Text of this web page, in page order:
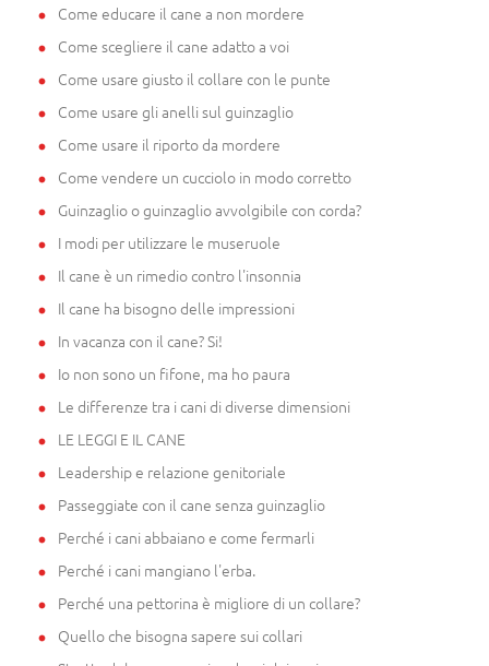
Come educare il cane a non mordere
Come scegliere il cane adatto a voi
Come usare giusto il collare con le punte
Come usare gli anelli sul guinzaglio
Come usare il riporto da mordere
Come vendere un cucciolo in modo corretto
Guinzaglio o guinzaglio avvolgibile con corda?
I modi per utilizzare le museruole
Il cane è un rimedio contro l'insonnia
Il cane ha bisogno delle impressioni
In vacanza con il cane? Si!
Io non sono un fifone, ma ho paura
Le differenze tra i cani di diverse dimensioni
LE LEGGI E IL CANE
Leadership e relazione genitoriale
Passeggiate con il cane senza guinzaglio
Perché i cani abbaiano e come fermarli
Perché i cani mangiano l'erba.
Perché una pettorina è migliore di un collare?
Quello che bisogna sapere sui collari